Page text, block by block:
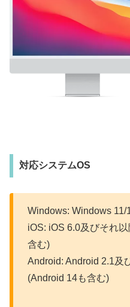
対応システムOS
Windows: Windows 11/
iOS: iOS 6.0及びそれ
含む)
Android: Android 2.1及
(Android 14も含む)